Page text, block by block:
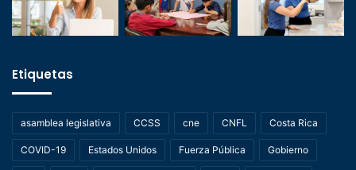
Etiquetas
asamblea legislativa CCSS cne CNFL Costa Rica
COVID-19 Estados Unidos Fuerza Pública Gobierno